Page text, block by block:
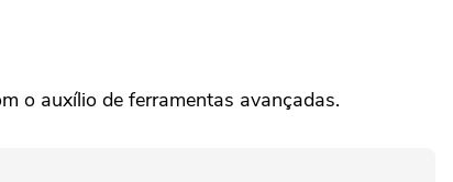
o auxílio de ferramentas avançadas.